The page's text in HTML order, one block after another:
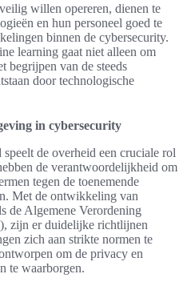
willen opereren, dienen te
en hun personeel goed te
binnen de cybersecurity.
learning gaat niet alleen om
begrijpen van de steeds
door technologische
in cybersecurity
de overheid een cruciale rol
de verantwoordelijkheid om
tegen de toenemende
Met de ontwikkeling van
de Algemene Verordening
zijn er duidelijke richtlijnen
zich aan strikte normen te
om de privacy en
te waarborgen.